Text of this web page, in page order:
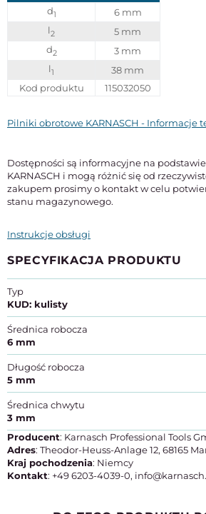
d1
6 mm
l2
5 mm
d2
3 mm
l1
38 mm
Kod produktu
115032050
Pilniki obrotowe KARNASCH - Informacje
Dostępności są informacyjne na
KARNASCH i mogą różnić się od
zakupem prosimy o kontakt w celu
stanu magazynowego.
Instrukcje obsługi
SPECYFIKACJA PRODUKTU
Typ
KUD: kulisty
Średnica robocza
6 mm
Długość robocza
5 mm
Średnica chwytu
3 mm
Producent: Karnasch Professional Tools
Adres: Theodor-Heuss-Anlage 12, 68165
Kraj pochodzenia: Niemcy
Kontakt: +49 6203-4039-0,